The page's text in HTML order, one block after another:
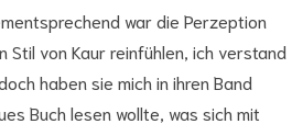
war die Perzeption
Stil von Kaur reinfühlen, ich verstand
haben sie mich in ihren Band
Buch lesen wollte, was sich mit